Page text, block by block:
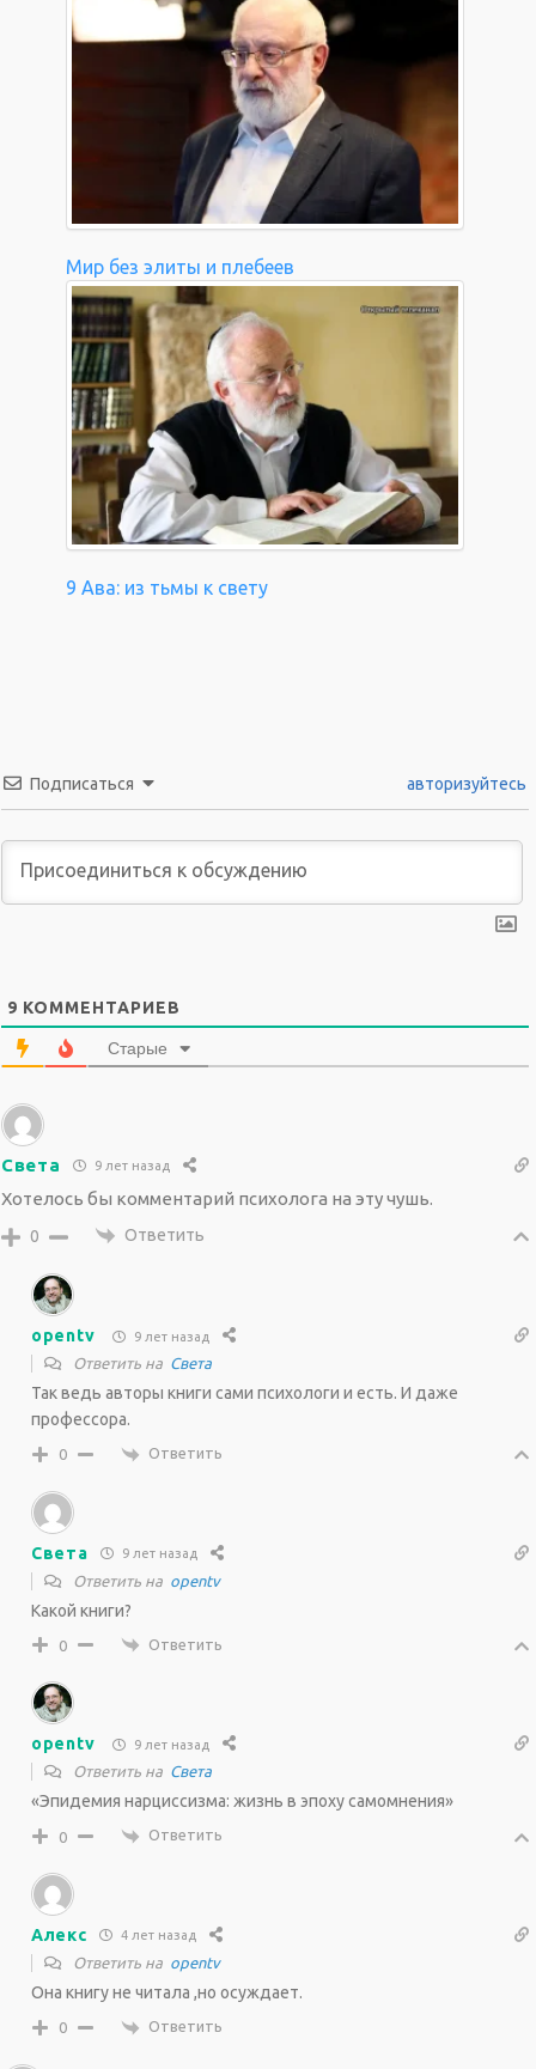
Мир без элиты и плебеев
9 Ава: из тьмы к свету
Подписаться авторизуйтесь
9 КОММЕНТАРИЕВ
Старые
Света 9 лет назад
Хотелось бы комментарий психолога на эту чушь.
0 Ответить
opentv 9 лет назад
Ответить на Света
Так ведь авторы книги сами психологи и есть. И даже
профессора.
0 Ответить
Света 9 лет назад
Ответить на opentv
Какой книги?
0 Ответить
opentv 9 лет назад
Ответить на Света
«Эпидемия нарциссизма: жизнь в эпоху самомнения»
0 Ответить
Алекс 4 лет назад
Ответить на opentv
Она книгу не читала ,но осуждает.
0 Ответить